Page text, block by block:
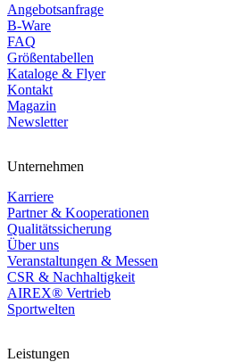
Angebotsanfrage
B-Ware
FAQ
Größentabellen
Kataloge & Flyer
Kontakt
Magazin
Newsletter
Unternehmen
Karriere
Partner & Kooperationen
Qualitätssicherung
Über uns
Veranstaltungen & Messen
CSR & Nachhaltigkeit
AIREX® Vertrieb
Sportwelten
Leistungen